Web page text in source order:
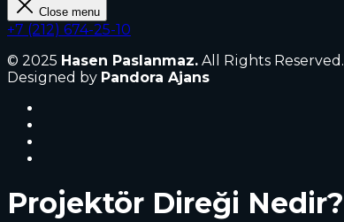
Close menu
+7 (212) 674-25-10
© 2025 Hasen Paslanmaz. All Rights Reserved.
Designed by Pandora Ajans
Projektör Direği Nedir?